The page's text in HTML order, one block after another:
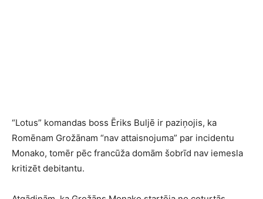
“Lotus” komandas boss Ēriks Buljē ir paziņojis, ka
Romēnam Grožānam “nav attaisnojuma” par incidentu
Monako, tomēr pēc francūža domām šobrīd nav iemesla
kritizēt debitantu.